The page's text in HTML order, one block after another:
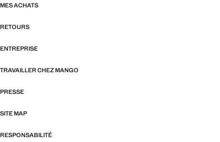
MES ACHATS
RETOURS
ENTREPRISE
TRAVAILLER CHEZ MANGO
PRESSE
SITE MAP
RESPONSABILITÉ